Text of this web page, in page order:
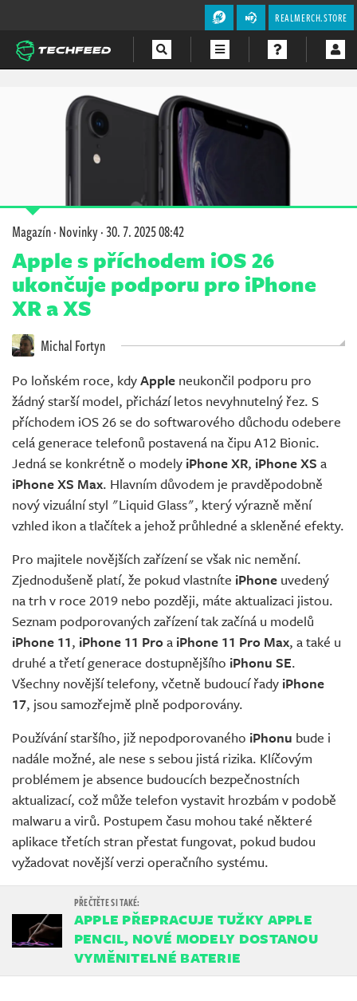
REALMERCH.STORE
Magazín·Novinky·30. 7. 2025 08:42
Apple s příchodem iOS 26
ukončuje podporu pro iPhone
XR a XS
Michal Fortyn
Po loňském roce, kdyApple neukončil podporu pro
žádný starší model, přichází letos nevyhnutelný řez. S
příchodem iOS 26 se do softwarového důchodu odebere
celá generace telefonů postavená na čipu A12 Bionic.
Jedná se konkrétně o modely iPhone XR, iPhone XS a
iPhone XS Max. Hlavním důvodem je pravděpodobně
nový vizuální styl "Liquid Glass", který výrazně mění
vzhled ikon a tlačítek a jehož průhledné a skleněné efekty.
Pro majitele novějších zařízení se však nic nemění.
Zjednodušeně platí, že pokud vlastníte iPhone uvedený
na trh v roce 2019 nebo později, máte aktualizaci jistou.
Seznam podporovaných zařízení tak začíná u modelů
iPhone 11, iPhone 11 Pro a iPhone 11 Pro Max, a také u
druhé a třetí generace dostupnějšího iPhonu SE.
Všechny novější telefony, včetně budoucí řady iPhone
17, jsou samozřejmě plně podporovány.
Používání staršího, již nepodporovaného iPhonu bude i
nadále možné, ale nese s sebou jistá rizika. Klíčovým
problémem je absence budoucích bezpečnostních
aktualizací, což může telefon vystavit hrozbám v podobě
malwaru a virů. Postupem času mohou také některé
aplikace třetích stran přestat fungovat, pokud budou
vyžadovat novější verzi operačního systému.
APPLE PŘEPRACUJE TUŽKY APPLE
PENCIL, NOVÉ MODELY DOSTANOU
VYMĚNITELNÉ BATERIE